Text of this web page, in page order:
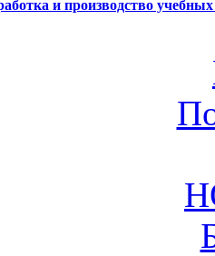
и производство